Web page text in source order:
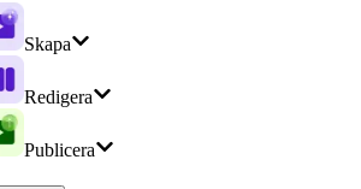
Skapa
Redigera
Publicera